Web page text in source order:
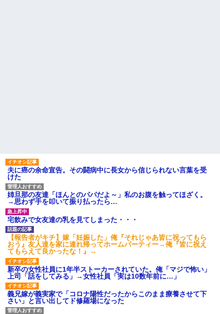
夫に癌の余命宣告。その闘病中に長女から信じられない言葉を受
けた
姉旦那の友達「ほんとのパパだよ～」私のお腹を触ってほざく。
→思わず手を叩いて振り払ったら…
宅飲みで女友達の乳を見てしまった・・・
【報告者がキチ】嫁「妊娠した」俺『それじゃあ皆に祝ってもら
おう』友人達を家に連れ帰ってホームパーティー→俺『皆に祝え
てもらえて良かったな！』→
新卒の女性社員に1年半ストーカーされていた。俺「マジで怖い」
上司「話をしてみる」→女性社員「実は10数年前に…」
義兄嫁が義実家で「コロナ陽性だったからこのまま療養させて下
さい」と言い出してド修羅場になった